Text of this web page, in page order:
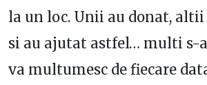
la un loc. Unii au donat,
si au ajutat astfel… multi s-
va multumesc de fiecare